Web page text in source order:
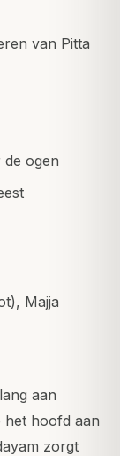
van Pitta
ogen
Majja
aan
het hoofd aan
zorgt